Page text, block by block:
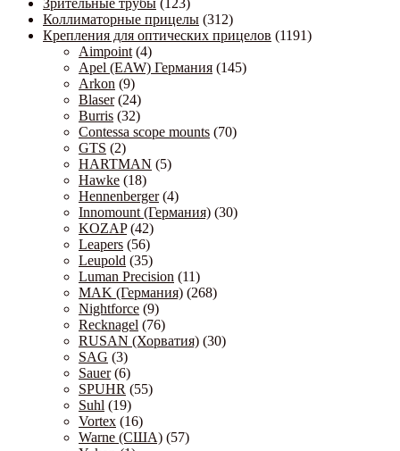
Зрительные трубы (123)
Коллиматорные прицелы (312)
Крепления для оптических прицелов (1191)
Aimpoint (4)
Apel (EAW) Германия (145)
Arkon (9)
Blaser (24)
Burris (32)
Contessa scope mounts (70)
GTS (2)
HARTMAN (5)
Hawke (18)
Hennenberger (4)
Innomount (Германия) (30)
KOZAP (42)
Leapers (56)
Leupold (35)
Luman Precision (11)
MAK (Германия) (268)
Nightforce (9)
Recknagel (76)
RUSAN (Хорватия) (30)
SAG (3)
Sauer (6)
SPUHR (55)
Suhl (19)
Vortex (16)
Warne (США) (57)